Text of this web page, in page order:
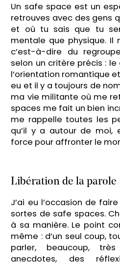
Un safe space est un
retrouves avec des gens
et où tu sais que tu
mentale que physique.
c’est-à-dire du
selon un critère précis :
l’orientation romantique
eu et il y a toujours de
ma vie militante où me
spaces me fait un bien
me rappelle toutes les
qu’il y a autour de moi,
force pour affronter le
Libération de la parole
J’ai eu l’occasion de
sortes de safe spaces.
à sa manière. Le point
même : d’un seul coup,
parler, beaucoup,
anecdotes, des